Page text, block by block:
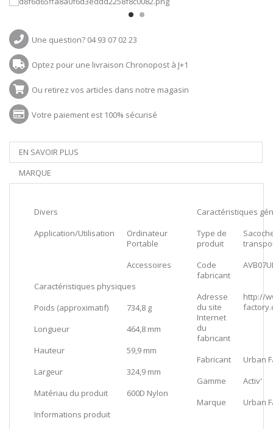
Une question? 04 93 07 02 23
Optez pour une livraison Chronopost à J+1
Ou retirez vos articles dans notre magasin
Votre paiement est 100% sécurisé
EN SAVOIR PLUS
MARQUE
Divers
Application/Utilisation
Ordinateur
Portable
Accessoires
Caractéristiques physiques
Poids (approximatif)
734,8 g
Longueur
464,8 mm
Hauteur
59,9 mm
Largeur
324,9 mm
Matériau du produit
600D Nylon
Informations produit
Caractéristiques
Type de
produit
Code
fabricant
Adresse
du site
Internet
du
fabricant
http://
Fabricant
Urban
Gamme
Activ'
Marque
Urban